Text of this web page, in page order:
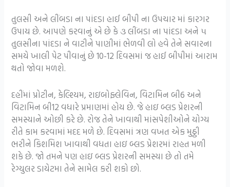
તુલસી અને લીંબડા ના પાંદડા હાઈ બીપી ના ઉપચાર માં કારગર
ઉપાય છે. આપણે કરવાનું એ છે કે ૩ લીંબડા ના પાંદડા અને ૫
તુલસીના પાંદડા ને વાટીને પાણીમાં ભેળવી લો હવે તેને સવારના
સમયે ખાલી પેટ પીવાનું છે 10-12 દિવસમાં જ હાઈ બીપીમાં આરામ
થતો જોવા મળશે.
દહીંમાં પ્રોટીન, કેલ્શ્યિમ, રાઇબોફ્લેવિન, વિટામિન બી6 અને
વિટામિન બી12 વધારે પ્રમાણમાં હોય છે. જે હાઇ બ્લડ પ્રેશરની
સમસ્યાને ઓછી કરે છે. રોજ તેને ખાવાથી માંસપેશીઓને યોગ્ય
રીતે કામ કરવામાં મદદ મળે છે. દિવસમાં ત્રણ વખત એક મુઠ્ઠી
ભરીને કિશમિશ ખાવાથી વધતા હાઇ બ્લડ પ્રેશરમાં રાહત મળી
શકે છે. જો તમને પણ હાઇ બ્લડ પ્રેશરની સમસ્યા છે તો તમે
રેગ્યુલર ડાયેટમા તેને સામેલ કરી શકો છો.